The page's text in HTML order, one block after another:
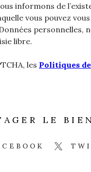
informons de
vous pouvez
personnelles,
libre.
les Politiques
LE BIEN